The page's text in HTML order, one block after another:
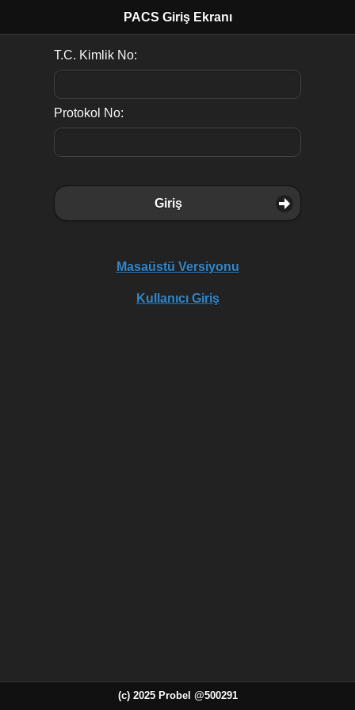
PACS Giriş Ekranı
T.C. Kimlik No:
Protokol No:
Giriş
Masaüstü Versiyonu
Kullanıcı Giriş
(c) 2025 Probel @500291